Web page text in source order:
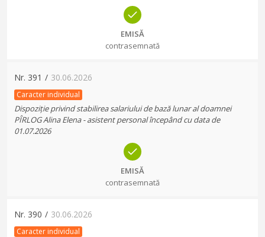
EMISĂ
contrasemnată
Nr. 391 / 30.06.2026
Caracter individual
Dispoziție privind stabilirea salariului de bază lunar al doamnei
PÎRLOG Alina Elena - asistent personal începând cu data de
01.07.2026
EMISĂ
contrasemnată
Nr. 390 / 30.06.2026
Caracter individual